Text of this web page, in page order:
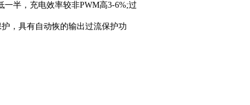
半，充电效率较非PWM高3-6%;过
，具有自动恢的输出过流保护功